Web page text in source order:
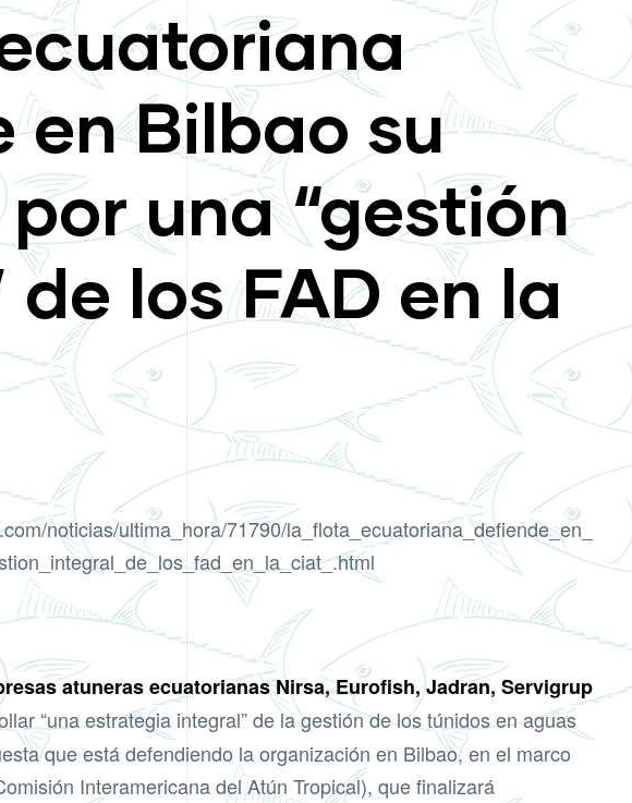
en Bilbao su
una “gestión
los FAD en la
noticias/ultima_hora/71790/la_flota_ecuatoriana_defiende_en_
atuneras ecuatorianas Nirsa, Eurofish, Jadran, Servigrup
“una estrategia integral” de la gestión de los túnidos en aguas
que está defendiendo la organización en Bilbao, en el marco
Interamericana del Atún Tropical), que finalizará